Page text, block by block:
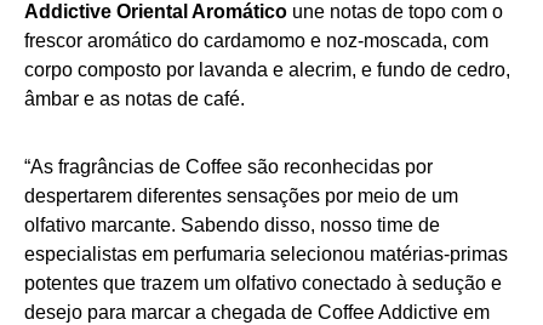
Addictive Oriental Aromático une notas de topo com o
frescor aromático do cardamomo e noz-moscada, com
corpo composto por lavanda e alecrim, e fundo de cedro,
âmbar e as notas de café.
“As fragrâncias de Coffee são reconhecidas por
despertarem diferentes sensações por meio de um
olfativo marcante. Sabendo disso, nosso time de
especialistas em perfumaria selecionou matérias-primas
potentes que trazem um olfativo conectado à sedução e
desejo para marcar a chegada de Coffee Addictive em